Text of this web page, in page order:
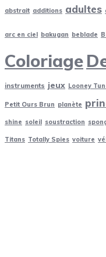
abstrait additions adultes
arc en ciel bakugan beblade
Coloriage
instruments jeux Looney
Petit Ours Brun planète
shine soleil soustraction
Titans Totally Spies voiture